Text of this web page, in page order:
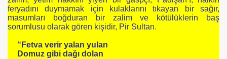
feryadını duymamak için kulaklarını tıkayan bir sağır,
masumları boğduran bir zalim ve kötülüklerin baş
sorumlusu olarak gören kişidir, Pir Sultan.
“Fetva verir yalan yulan
Domuz gibi dağı dolan